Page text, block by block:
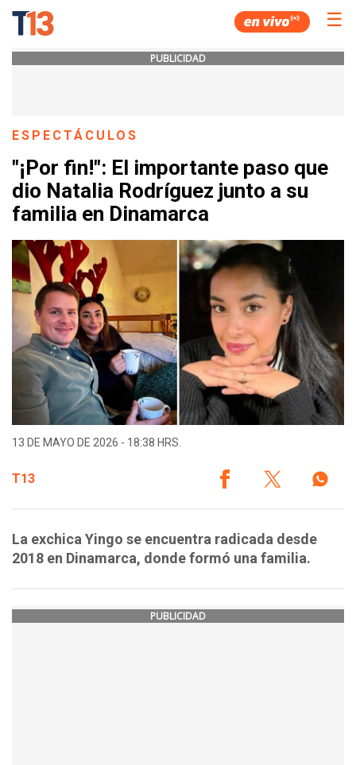
☰
PUBLICIDAD
ESPECTÁCULOS
"¡Por fin!": El importante paso que
dio Natalia Rodríguez junto a su
familia en Dinamarca
13 DE MAYO DE 2026 - 18:38 HRS.
T13
La exchica Yingo se encuentra radicada desde
2018 en Dinamarca, donde formó una familia.
PUBLICIDAD